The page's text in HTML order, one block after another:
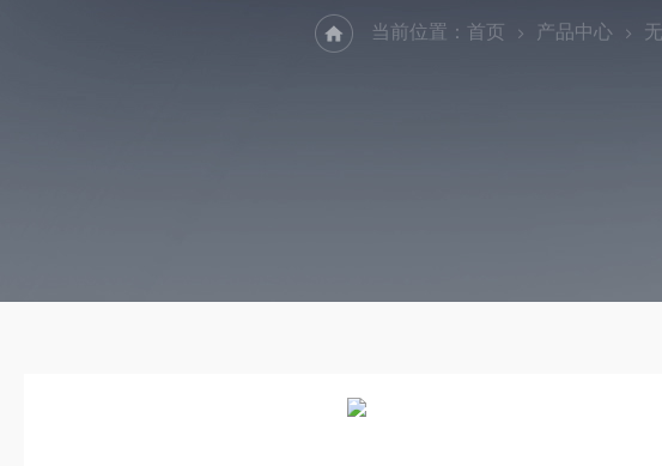
当前位置： 首页 产品中心